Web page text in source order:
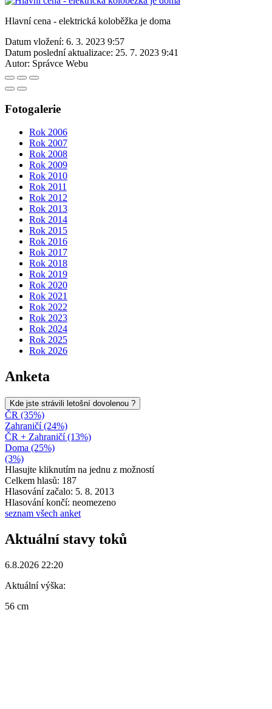
Hlavní cena - elektrická koloběžka je doma
Datum vložení: 6. 3. 2023 9:57
Datum poslední aktualizace: 25. 7. 2023 9:41
Autor: Správce Webu
Fotogalerie
Rok 2006
Rok 2007
Rok 2008
Rok 2009
Rok 2010
Rok 2011
Rok 2012
Rok 2013
Rok 2014
Rok 2015
Rok 2016
Rok 2017
Rok 2018
Rok 2019
Rok 2020
Rok 2021
Rok 2022
Rok 2023
Rok 2024
Rok 2025
Rok 2026
Anketa
Kde jste strávili letošní dovolenou ?
ČR (35%)
Zahraničí (24%)
ČR + Zahraničí (13%)
Doma (25%)
(3%)
Hlasujte kliknutím na jednu z možností
Celkem hlasů: 187
Hlasování začalo: 5. 8. 2013
Hlasování končí: neomezeno
seznam všech anket
Aktuální stavy toků
6.8.2026 22:20
Aktuální výška:
56 cm